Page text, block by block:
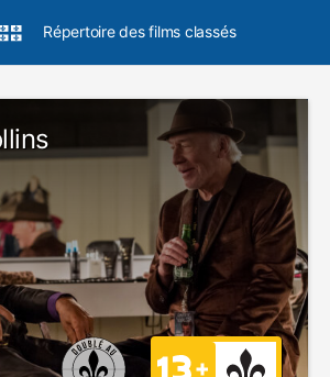
Répertoire des films classés